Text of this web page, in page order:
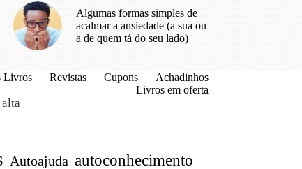
Algumas formas simples de
acalmar a ansiedade (a sua ou
a de quem tá do seu lado)
Livros Revistas Cupons
Achadinhos
Livros em oferta
alta
Autoajuda autoconhecimento